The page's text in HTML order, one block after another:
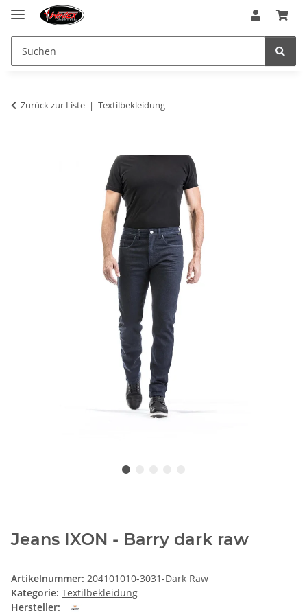
Zurück zur Liste Textilbekleidung
Jeans IXON - Barry dark raw
Artikelnummer: 204101010-3031-Dark Raw
Kategorie: Textilbekleidung
Hersteller: